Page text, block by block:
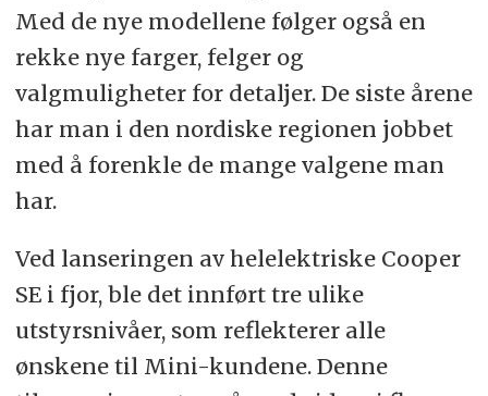
Med de nye modellene følger også en
rekke nye farger, felger og
valgmuligheter for detaljer. De siste årene
har man i den nordiske regionen jobbet
med å forenkle de mange valgene man
har.
Ved lanseringen av helelektriske Cooper
SE i fjor, ble det innført tre ulike
utstyrsnivåer, som reflekterer alle
ønskene til Mini-kundene. Denne